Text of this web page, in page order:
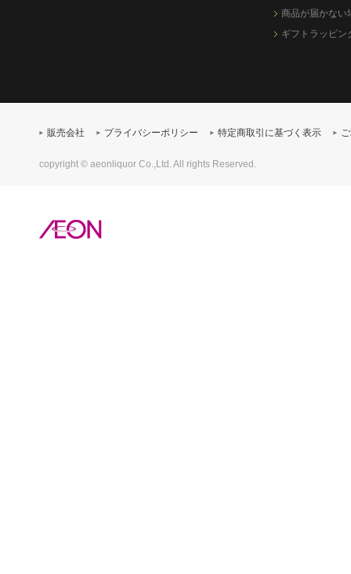
商品が届かない
ギフトラッピン
販売会社 プライバシーポリシー 特定商取引に基づく表示
copyright © aeonliquor Co.,Ltd. All rights Reserved.